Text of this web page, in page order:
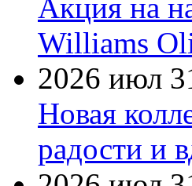
Акция на
Williams
2026 июл
Новая
радости и